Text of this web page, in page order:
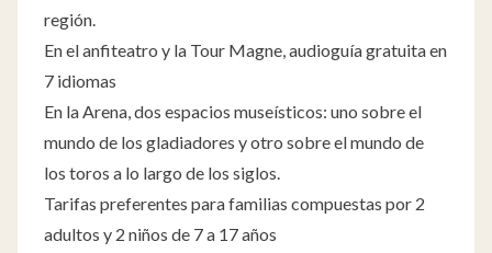
región.
En el anfiteatro y la Tour Magne, audioguía gratuita en
7 idiomas
En la Arena, dos espacios museísticos: uno sobre el
mundo de los gladiadores y otro sobre el mundo de
los toros a lo largo de los siglos.
Tarifas preferentes para familias compuestas por 2
adultos y 2 niños de 7 a 17 años